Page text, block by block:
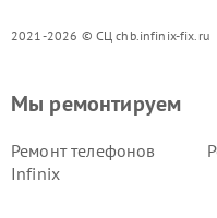
2021-2026 © СЦ chb.infinix-fix.ru
Мы ремонтируем
Ремонт телефонов
Infinix